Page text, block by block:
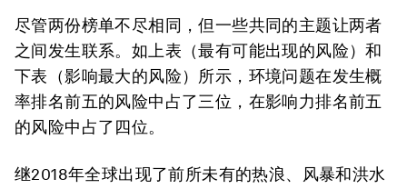
尽管两份榜单不尽相同，但一些共同的主题让两者
之间发生联系。如上表（最有可能出现的风险）和
下表（影响最大的风险）所示，环境问题在发生概
率排名前五的风险中占了三位，在影响力排名前五
的风险中占了四位。
继2018年全球出现了前所未有的热浪、风暴和洪水